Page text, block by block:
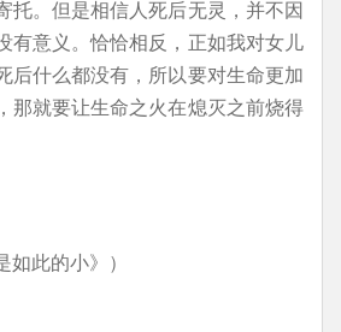
托。但是相信人死后无灵，并不因
有意义。恰恰相反，正如我对女儿
后什么都没有，所以要对生命更加
那就要让生命之火在熄灭之前烧得
如此的小》）